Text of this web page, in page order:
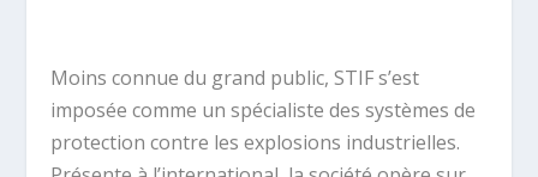
Moins connue du grand public, STIF s’est
imposée comme un spécialiste des systèmes de
protection contre les explosions industrielles.